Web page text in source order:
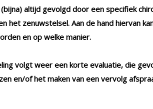
altijd gevolgd door een specifiek
het zenuwstelsel. Aan de hand hiervan
en op welke manier.
volgt weer een korte evaluatie, die
en/of het maken van een vervolg